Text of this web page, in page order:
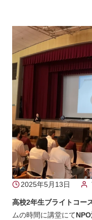
2025年5月13日
高校2年生ブライトコー
ムの時間に講堂にて